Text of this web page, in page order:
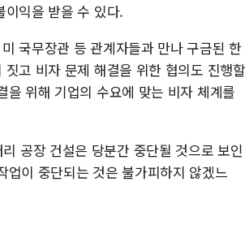
익을 받을 수 있다.
국무장관 등 관계자들과 만나 구금된 한
고 비자 문제 해결을 위한 협의도 진행할
위해 기업의 수요에 맞는 비자 체계를
공장 건설은 당분간 중단될 것으로 보인
이 중단되는 것은 불가피하지 않겠느